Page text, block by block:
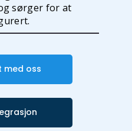
sørger for at
med oss